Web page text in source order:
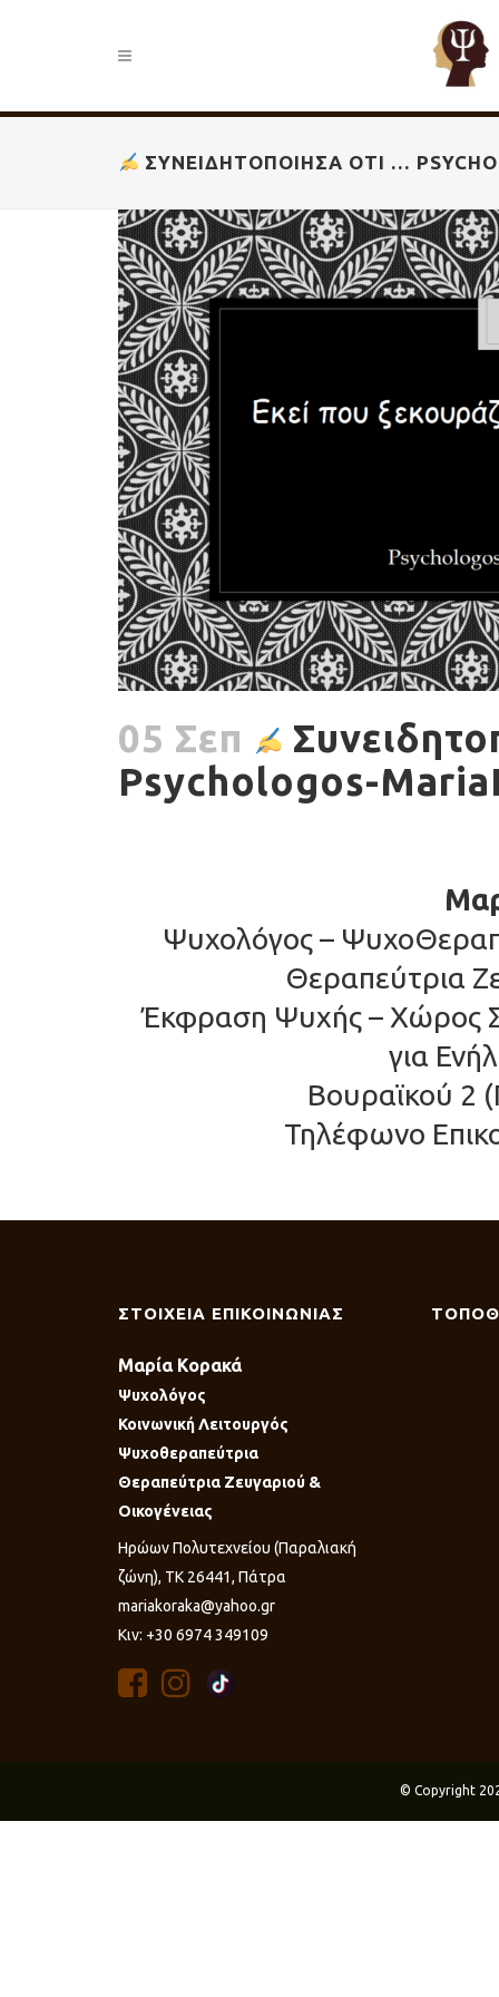
ΣΥΝΕΙΔΗΤΟΠΟΊΗΣΑ ΌΤΙ …
05 Σεπ
Psychologos-
Ψυχολόγος –
Θεραπεύτρια
Έκφραση Ψυχής – Χώρος
για
Βουραϊκού 2
Τηλέφωνο
ΣΤΟΙΧΕΙΑ ΕΠΙΚΟΙΝΩΝΙΑΣ
Μαρία Κορακά
Ψυχολόγος
Κοινωνική Λειτουργός
Ψυχοθεραπεύτρια
Θεραπεύτρια Ζευγαριού &
Οικογένειας
Ηρώων Πολυτεχνείου (Παραλιακή
ζώνη), ΤΚ 26441, Πάτρα
mariakoraka@yahoo.gr
Κιν: +30 6974 349109
© Copyright